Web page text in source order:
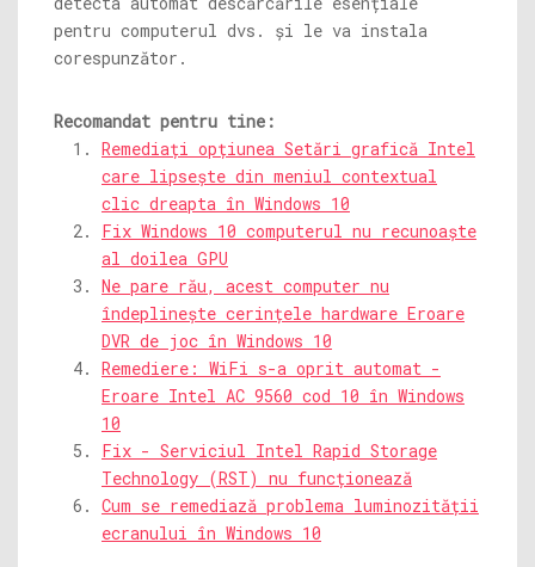
pentru computerul dvs. și le va instala
corespunzător.
Recomandat pentru tine:
Remediați opțiunea Setări grafică Intel
care lipsește din meniul contextual
clic dreapta în Windows 10
Fix Windows 10 computerul nu recunoaște
al doilea GPU
Ne pare rău, acest computer nu
îndeplinește cerințele hardware Eroare
DVR de joc în Windows 10
Remediere: WiFi s-a oprit automat -
Eroare Intel AC 9560 cod 10 în Windows
10
Fix - Serviciul Intel Rapid Storage
Technology (RST) nu funcționează
Cum se remediază problema luminozității
ecranului în Windows 10